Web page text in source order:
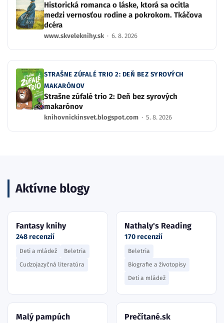
Historická romanca o láske, ktorá sa ocitla
medzi vernosťou rodine a pokrokom. Tkáčova
dcéra
www.skveleknihy.sk · 6. 8. 2026
STRAŠNE ZÚFALÉ TRIO 2: DEŇ BEZ SYROVÝCH
MAKARÓNOV
Strašne zúfalé trio 2: Deň bez syrových
makarónov
knihovnickinsvet.blogspot.com · 5. 8. 2026
Aktívne blogy
Fantasy knihy
248 recenzií
Deti a mládež
Beletria
Cudzojazyčná literatúra
Nathaly's Reading
170 recenzií
Beletria
Biografie a životopisy
Deti a mládež
Malý pampúch Prečítané.sk